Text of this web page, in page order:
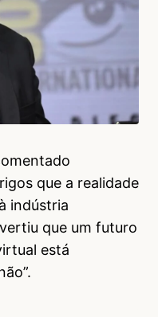
que a realidade
indústria
que um futuro
está